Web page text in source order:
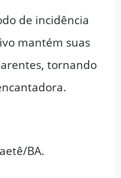
de incidência
mantém suas
tornando
BA.